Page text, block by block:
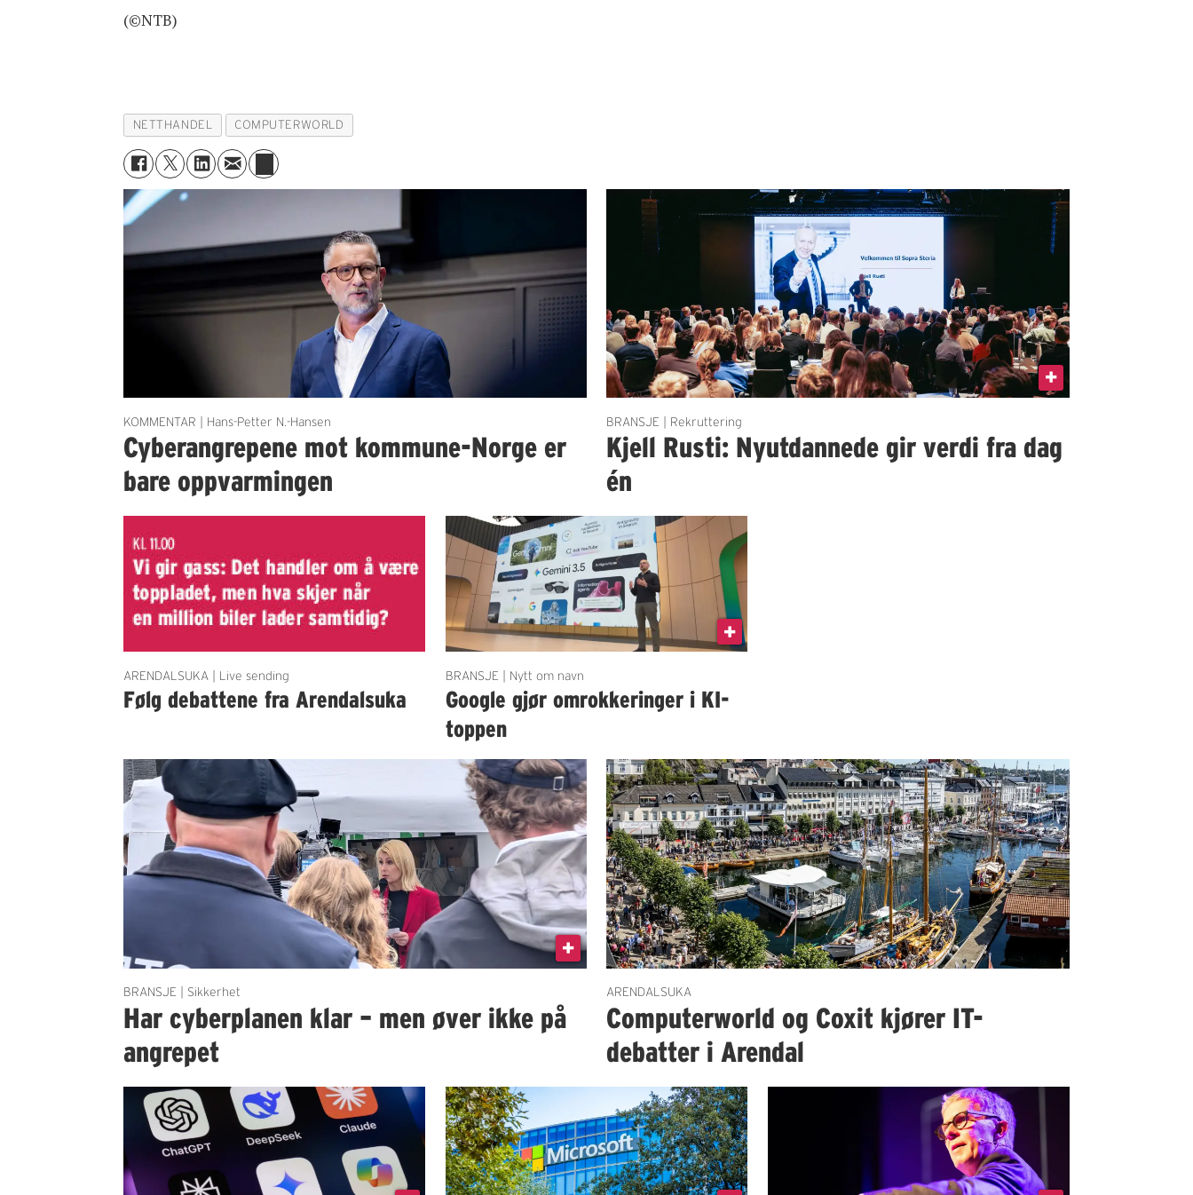
(©NTB)
NETTHANDEL COMPUTERWORLD
KOMMENTAR | Hans-Petter N.-Hansen
Cyberangrepene mot kommune-Norge er
bare oppvarmingen
BRANSJE | Rekruttering
Kjell Rusti: Nyutdannede gir verdi fra dag
én
ARENDALSUKA | Live sending
Følg debattene fra Arendalsuka
BRANSJE | Nytt om navn
Google gjør omrokkeringer i KI-
toppen
BRANSJE | Sikkerhet
Har cyberplanen klar – men øver ikke på
angrepet
ARENDALSUKA
Computerworld og Coxit kjører IT-
debatter i Arendal